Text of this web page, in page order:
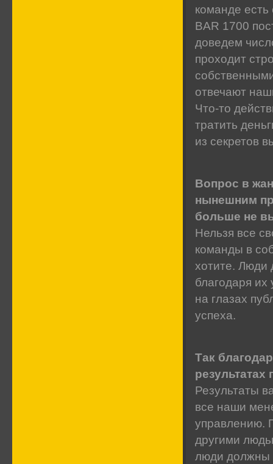
команде есть
BAR 1700
доведем
проходит
отвечают
Что-то
тратить
из секретов
Вопрос в
нынешним
больше не
Нельзя все
команды в
хотите. Люди
благодаря
на глазах
успеха.
Так
результатах
Результаты
все наши
управлению.
другими
люди должны